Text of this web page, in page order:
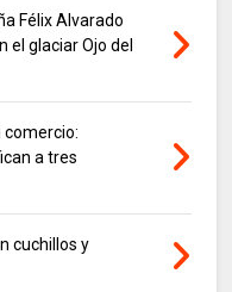
Félix Alvarado
glaciar Ojo del
comercio:
a tres
cuchillos y